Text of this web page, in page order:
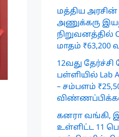
மத்திய
அணுக்கரு
நிறுவனத்தில்
மாதம்
12வது
பள்ளியில் Lab
– சம்பளம்
கனரா வங்கி,
உள்ளிட்ட 11